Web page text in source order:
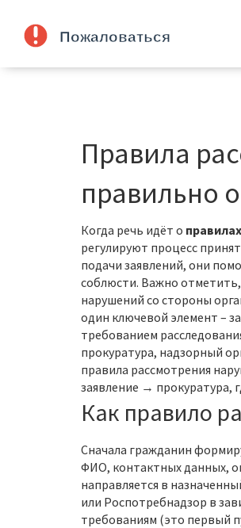
Правила
правильно
Когда речь идёт о
регулируют процесс
подачи заявлений, они
соблюсти. Важно
нарушений со стороны
один ключевой элемент –
требованием
прокуратура, надзорный
правила рассмотрения
заявление → прокуратура,
Как правило
Сначала гражданин
ФИО, контактных данных,
направляется в
или Роспотребнадзор в
требованиям (это первый